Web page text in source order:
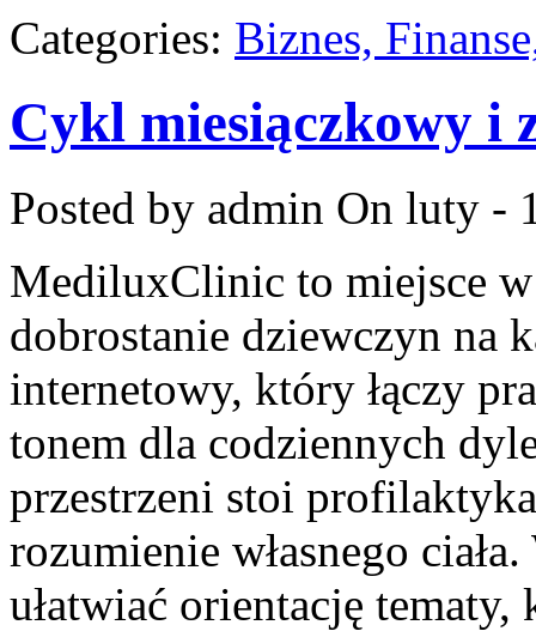
Categories: Biznes,
Cykl miesiączkowy i
Posted by admin On luty -
MediluxClinic to miejsce
dobrostanie dziewczyn na
internetowy, który łączy
tonem dla codziennych
przestrzeni stoi
rozumienie własnego
ułatwiać orientację tematy,